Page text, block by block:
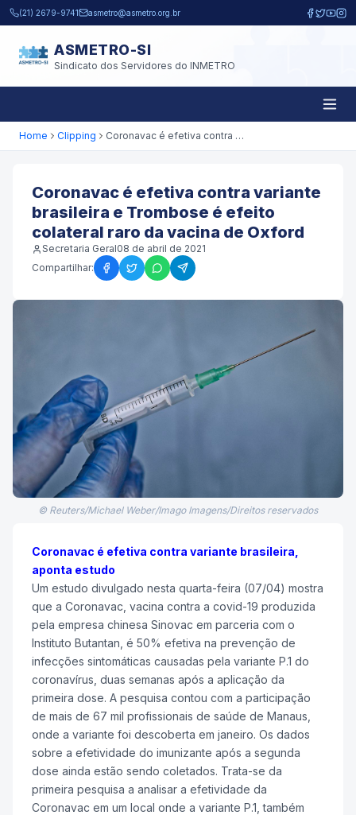
Pular para o conteúdo principal
(21) 2679-9741 asmetro@asmetro.org.br
ASMETRO-SI
Sindicato dos Servidores do INMETRO
Home Clipping Coronavac é efetiva contra variante brasileira e Trombose é efeito colateral raro da vacina de Oxford
Coronavac é efetiva contra variante
brasileira e Trombose é efeito
colateral raro da vacina de Oxford
Secretaria Geral08 de abril de 2021
Compartilhar:
© Reuters/Michael Weber/Imago Imagens/Direitos reservados
Coronavac é efetiva contra variante brasileira,
aponta estudo
Um estudo divulgado nesta quarta-feira (07/04) mostra
que a Coronavac, vacina contra a covid-19 produzida
pela empresa chinesa Sinovac em parceria com o
Instituto Butantan, é 50% efetiva na prevenção de
infecções sintomáticas causadas pela variante P.1 do
coronavírus, duas semanas após a aplicação da
primeira dose. A pesquisa contou com a participação
de mais de 67 mil profissionais de saúde de Manaus,
onde a variante foi descoberta em janeiro. Os dados
sobre a efetividade do imunizante após a segunda
dose ainda estão sendo coletados. Trata-se da
primeira pesquisa a analisar a efetividade da
Coronavac em um local onde a variante P.1, também